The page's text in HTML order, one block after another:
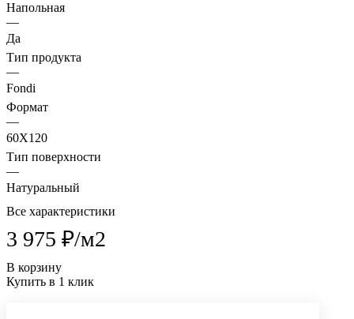
Напольная
—
Да
Тип продукта
—
Fondi
Формат
—
60X120
Тип поверхности
—
Натуральный
Все характеристики
3 975 ₽/м2
В корзину
Купить в 1 клик